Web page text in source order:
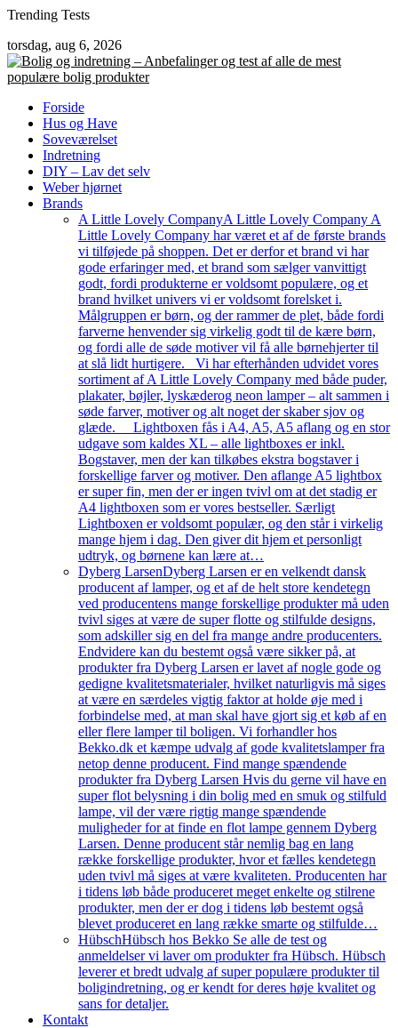
Skip
content
Trending Tests
torsdag, aug 6, 2026
Forside
Hus og Have
Soveværelset
Indretning
DIY – Lav det selv
Weber hjørnet
Brands
A Little Lovely CompanyA Little Lovely Company A
Little Lovely Company har været et af de første brands
vi tilføjede på shoppen. Det er derfor et brand vi har
gode erfaringer med, et brand som sælger vanvittigt
godt, fordi produkterne er voldsomt populære, og et
brand hvilket univers vi er voldsomt forelsket i.
Målgruppen er børn, og der rammer de plet, både fordi
farverne henvender sig virkelig godt til de kære børn,
og fordi alle de søde motiver vil få alle børnehjerter til
at slå lidt hurtigere. Vi har efterhånden udvidet vores
sortiment af A Little Lovely Company med både puder,
plakater, bøjler, lyskæderog neon lamper – alt sammen i
søde farver, motiver og alt noget der skaber sjov og
glæde. Lightboxen fås i A4, A5, A5 aflang og en stor
udgave som kaldes XL – alle lightboxes er inkl.
Bogstaver, men der kan tilkøbes ekstra bogstaver i
forskellige farver og motiver. Den aflange A5 lightbox
er super fin, men der er ingen tvivl om at det stadig er
A4 lightboxen som er vores bestseller. Særligt
Lightboxen er voldsomt populær, og den står i virkelig
mange hjem i dag. Den giver dit hjem et personligt
udtryk, og børnene kan lære at…
Dyberg LarsenDyberg Larsen er en velkendt dansk
producent af lamper, og et af de helt store kendetegn
ved producentens mange forskellige produkter må uden
tvivl siges at være de super flotte og stilfulde designs,
som adskiller sig en del fra mange andre producenters.
Endvidere kan du bestemt også være sikker på, at
produkter fra Dyberg Larsen er lavet af nogle gode og
gedigne kvalitetsmaterialer, hvilket naturligvis må siges
at være en særdeles vigtig faktor at holde øje med i
forbindelse med, at man skal have gjort sig et køb af en
eller flere lamper til boligen. Vi forhandler hos
Bekko.dk et kæmpe udvalg af gode kvalitetslamper fra
netop denne producent. Find mange spændende
produkter fra Dyberg Larsen Hvis du gerne vil have en
super flot belysning i din bolig med en smuk og stilfuld
lampe, vil der være rigtig mange spændende
muligheder for at finde en flot lampe gennem Dyberg
Larsen. Denne producent står nemlig bag en lang
række forskellige produkter, hvor et fælles kendetegn
uden tvivl må siges at være kvaliteten. Producenten har
i tidens løb både produceret meget enkelte og stilrene
produkter, men der er dog i tidens løb bestemt også
blevet produceret en lang række smarte og stilfulde…
HübschHübsch hos Bekko Se alle de test og
anmeldelser vi laver om produkter fra Hübsch. Hübsch
leverer et bredt udvalg af super populære produkter til
boligindretning, og er kendt for deres høje kvalitet og
sans for detaljer.
Kontakt